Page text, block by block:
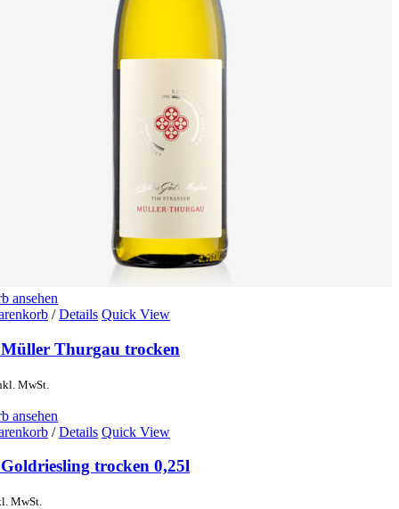
ansehen
/ Details Quick View
Thurgau trocken
MwSt.
ansehen
/ Details Quick View
trocken 0,25l
MwSt.